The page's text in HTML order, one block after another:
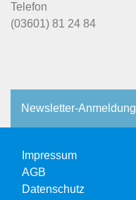
​Telefon
(03601) 81 24 84
Newsletter-Anmeldung
Impressum
AGB
Datenschutz